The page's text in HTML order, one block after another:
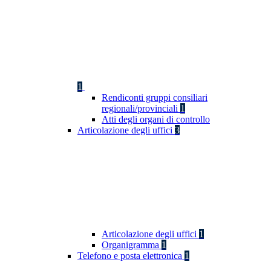
1
Rendiconti gruppi consiliari
regionali/provinciali 1
Atti degli organi di controllo
Articolazione degli uffici 3
Articolazione degli uffici 1
Organigramma 1
Telefono e posta elettronica 1